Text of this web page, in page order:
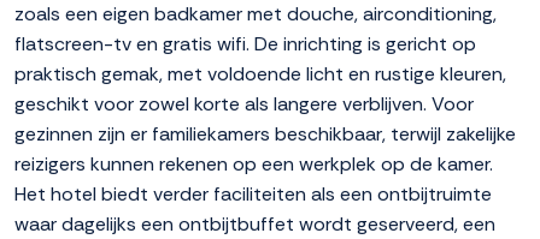
zoals een eigen badkamer met douche, airconditioning,
flatscreen-tv en gratis wifi. De inrichting is gericht op
praktisch gemak, met voldoende licht en rustige kleuren,
geschikt voor zowel korte als langere verblijven. Voor
gezinnen zijn er familiekamers beschikbaar, terwijl zakelijke
reizigers kunnen rekenen op een werkplek op de kamer.
Het hotel biedt verder faciliteiten als een ontbijtruimte
waar dagelijks een ontbijtbuffet wordt geserveerd, een